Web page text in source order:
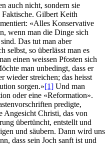
auch nicht, sondern sie
Faktische. Gilbert Keith
«Alles Konservative
wenn man die Dinge sich
Das tut man aber
selbst, so überlässt man es
einen weissen Pfosten sich
man unbedingt, dass er
wieder streichen; das heisst
sorgen.»[1] Und man
oder eine «Reformation».
predigte,
Angesicht Christi, das von
übertüncht, entstellt und
und säubern. Dann wird uns
dass sein Joch sanft ist und